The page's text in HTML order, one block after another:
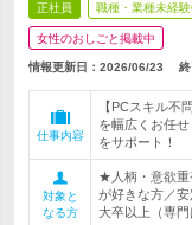
正社員 職種・業種未経
女性のおしごと掲載中
情報更新日：2026/06/23 終
仕事内容
【PCスキル
を幅広くお任
をサポート！
対象と
なる方
★人柄・意欲
が好きな方／
大卒以上（専門